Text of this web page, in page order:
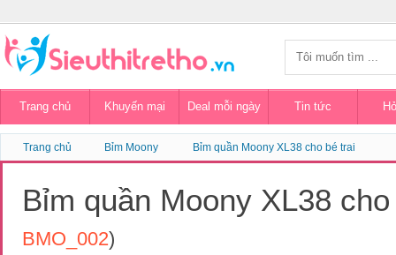
Trang chủ Khuyến mại Deal mỗi ngày Tin tức
Trang chủ Bỉm Moony Bỉm quần Moony XL38 cho bé trai
Bỉm quần Moony XL38
BMO_002)